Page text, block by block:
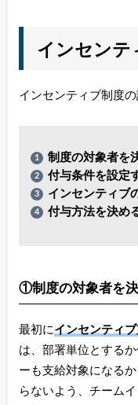
インセンテ
インセンティブ制度
制度の対象者を
付与条件を設定
インセンティブ
付与方法を決め
①制度の対象者を
最初にインセンティ
は、部署単位とする
ーも支給対象になる
らないよう、チーム